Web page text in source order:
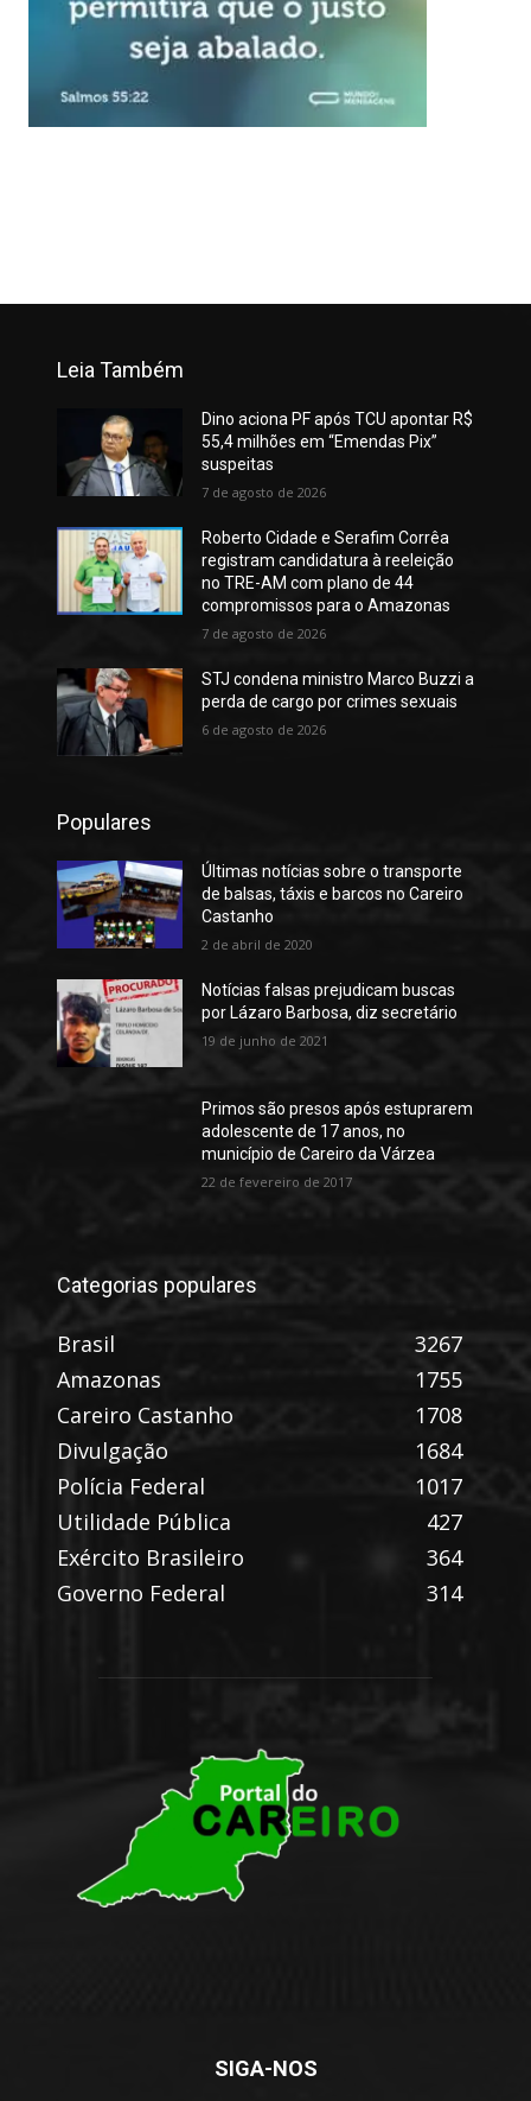
Leia Também
Dino aciona PF após TCU apontar R$
55,4 milhões em “Emendas Pix”
suspeitas
7 de agosto de 2026
Roberto Cidade e Serafim Corrêa
registram candidatura à reeleição
no TRE-AM com plano de 44
compromissos para o Amazonas
7 de agosto de 2026
STJ condena ministro Marco Buzzi a
perda de cargo por crimes sexuais
6 de agosto de 2026
Populares
Últimas notícias sobre o transporte
de balsas, táxis e barcos no Careiro
Castanho
2 de abril de 2020
Notícias falsas prejudicam buscas
por Lázaro Barbosa, diz secretário
19 de junho de 2021
Primos são presos após estuprarem
adolescente de 17 anos, no
município de Careiro da Várzea
22 de fevereiro de 2017
Categorias populares
Brasil
3267
Amazonas
1755
Careiro Castanho
1708
Divulgação
1684
Polícia Federal
1017
Utilidade Pública
427
Exército Brasileiro
364
Governo Federal
314
SIGA-NOS